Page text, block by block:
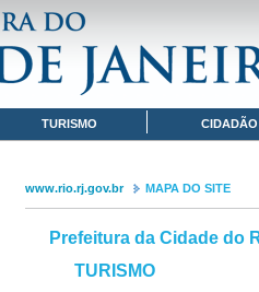
TURISMO CIDADÃO
www.rio.rj.gov.br MAPA DO SITE
Prefeitura da Cidade do
TURISMO